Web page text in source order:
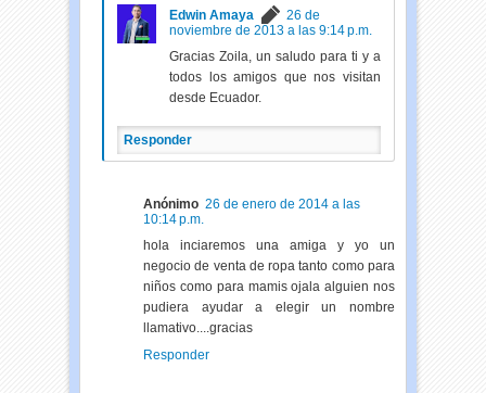
Edwin Amaya
26 de
noviembre de 2013 a las 9:14 p.m.
Gracias Zoila, un saludo para ti y a
todos los amigos que nos visitan
desde Ecuador.
Responder
Anónimo 26 de enero de 2014 a las
10:14 p.m.
hola inciaremos una amiga y yo un
negocio de venta de ropa tanto como para
niños como para mamis ojala alguien nos
pudiera ayudar a elegir un nombre
llamativo....gracias
Responder